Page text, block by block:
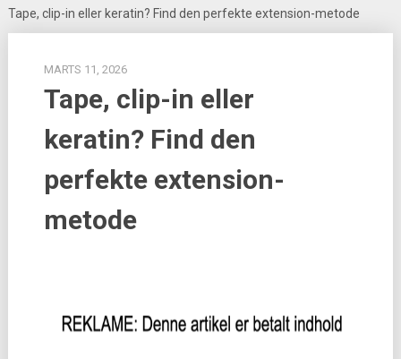
Tape, clip-in eller keratin? Find den perfekte extension-metode
MARTS 11, 2026
Tape, clip-in eller
keratin? Find den
perfekte extension-
metode